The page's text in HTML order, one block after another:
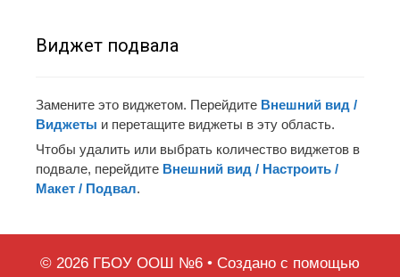
Виджет подвала
Замените это виджетом. Перейдите Внешний вид /
Виджеты и перетащите виджеты в эту область.
Чтобы удалить или выбрать количество виджетов в
подвале, перейдите Внешний вид / Настроить /
Макет / Подвал.
© 2026 ГБОУ ООШ №6 • Создано с помощью